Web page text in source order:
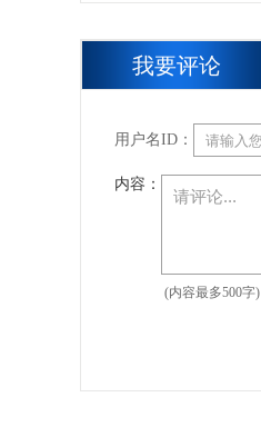
我要评论
用户名ID：
内容：
(内容最多500字)